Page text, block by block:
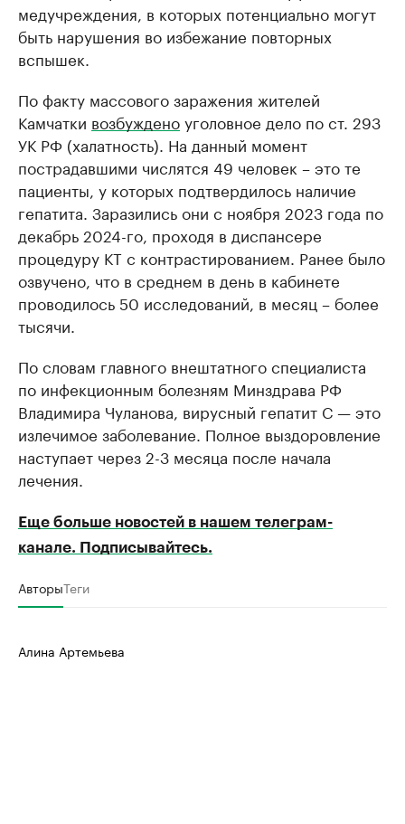
медучреждения, в которых потенциально могут
быть нарушения во избежание повторных
вспышек.
По факту массового заражения жителей
Камчатки возбужденоуголовное дело по ст. 293
УК РФ (халатность). На данный момент
пострадавшими числятся 49 человек – это те
пациенты, у которых подтвердилось наличие
гепатита. Заразились они с ноября 2023 года по
декабрь 2024-го, проходя в диспансере
процедуру КТ с контрастированием. Ранее было
озвучено, что в среднем в день в кабинете
проводилось 50 исследований, в месяц – более
тысячи.
По словам главного внештатного специалиста
по инфекционным болезням Минздрава РФ
Владимира Чуланова, вирусный гепатит С — это
излечимое заболевание. Полное выздоровление
наступает через 2-3 месяца после начала
лечения.
Еще больше новостей в нашем телеграм-
канале. Подписывайтесь.
АвторыТеги
Алина Артемьева